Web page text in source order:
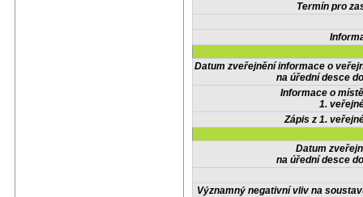
Termín pro
Datum zveřejnění informace o
na úřední desce
Informace o
1.
Zápis z 1.
Datum
na úřední desce
Významný negativní vliv na